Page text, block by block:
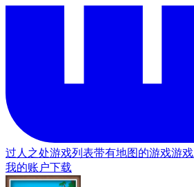
过人之处游戏列表带有地图的游戏游
我的账户下载